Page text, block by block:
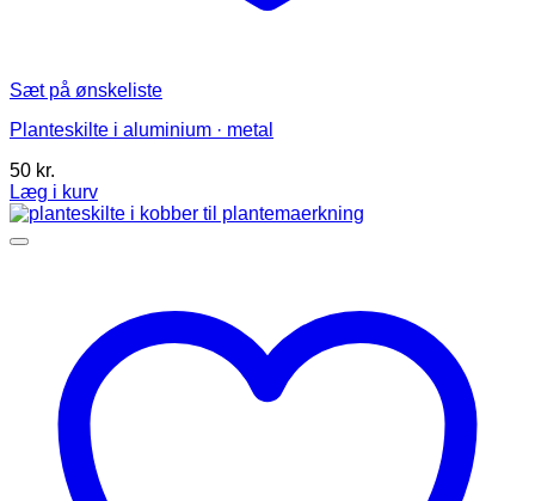
Sæt på ønskeliste
Planteskilte i aluminium · metal
50 kr.
Læg i kurv
Dette
vare
har
varesiden